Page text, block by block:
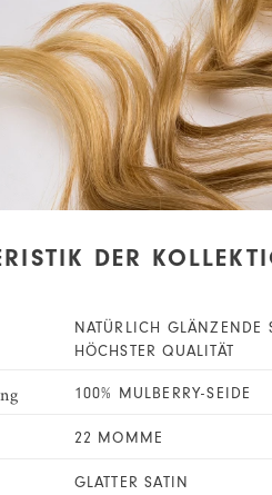
DER
NATÜRLICH GLÄNZENDE
HÖCHSTER QUALITÄT
100% MULBERRY-SEIDE
22 MOMME
GLATTER SATIN